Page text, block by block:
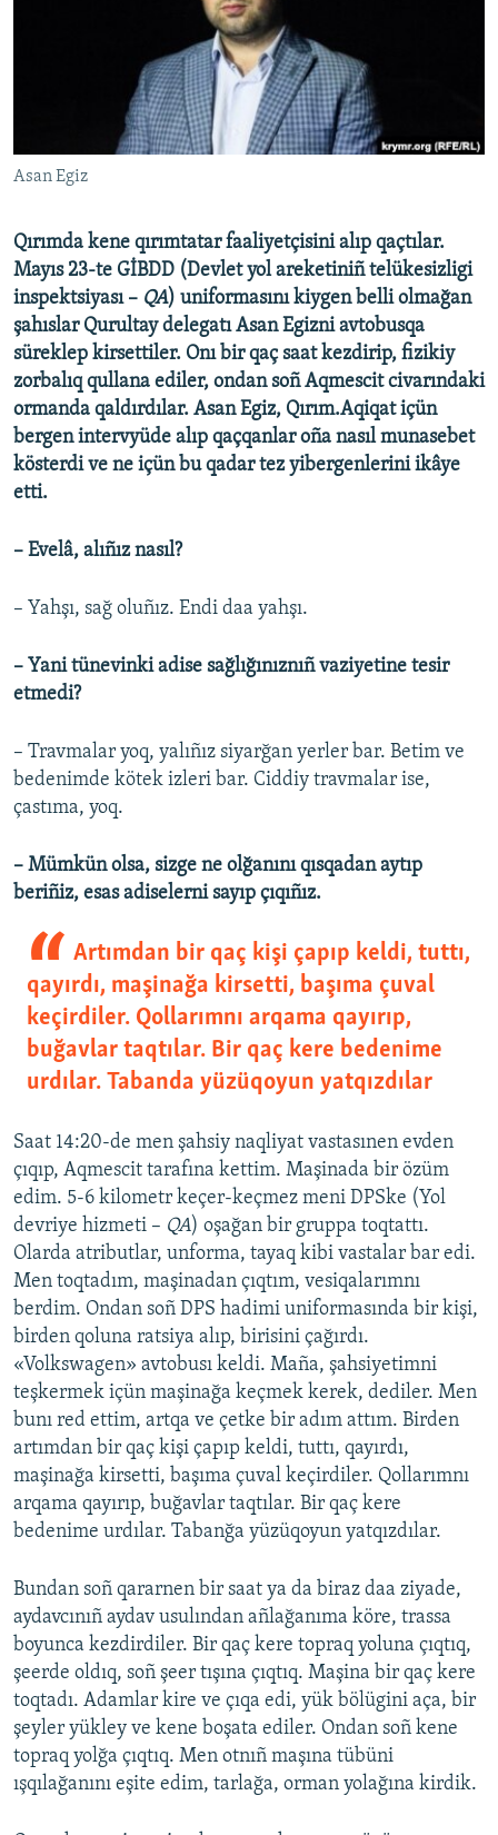
RFE/RS bütün saytları
Asan Egiz
Qırımda kene qırımtatar faaliyetçisini alıp qaçtılar.
Mayıs 23-te GİBDD (Devlet yol areketiniñ telükesizligi
inspektsiyası – QA) uniformasını kiygen belli olmağan
şahıslar Qurultay delegatı Asan Egizni avtobusqa
süreklep kirsettiler. Onı bir qaç saat kezdirip, fizikiy
zorbalıq qullana ediler, ondan soñ Aqmescit civarındaki
ormanda qaldırdılar. Asan Egiz, Qırım.Aqiqat içün
bergen intervyüde alıp qaçqanlar oña nasıl munasebet
kösterdi ve ne içün bu qadar tez yibergenlerini ikâye
etti.
– Evelâ, alıñız nasıl?
– Yahşı, sağ oluñız. Endi daa yahşı.
– Yani tünevinki adise sağlığınıznıñ vaziyetine tesir
etmedi?
– Travmalar yoq, yalıñız siyarğan yerler bar. Betim ve
bedenimde kötek izleri bar. Ciddiy travmalar ise,
çastıma, yoq.
– Mümkün olsa, sizge ne olğanını qısqadan aytıp
beriñiz, esas adiselerni sayıp çıqıñız.
Artımdan bir qaç kişi çapıp keldi, tuttı,
qayırdı, maşinağa kirsetti, başıma çuval
keçirdiler. Qollarımnı arqama qayırıp,
buğavlar taqtılar. Bir qaç kere bedenime
urdılar. Tabanda yüzüqoyun yatqızdılar
Saat 14:20-de men şahsiy naqliyat vastasınen evden
çıqıp, Aqmescit tarafına kettim. Maşinada bir özüm
edim. 5-6 kilometr keçer-keçmez meni DPSke (Yol
devriye hizmeti – QA) oşağan bir gruppa toqtattı.
Olarda atributlar, unforma, tayaq kibi vastalar bar edi.
Men toqtadım, maşinadan çıqtım, vesiqalarımnı
berdim. Ondan soñ DPS hadimi uniformasında bir kişi,
birden qoluna ratsiya alıp, birisini çağırdı.
«Volkswagen» avtobusı keldi. Maña, şahsiyetimni
teşkermek içün maşinağa keçmek kerek, dediler. Men
bunı red ettim, artqa ve çetke bir adım attım. Birden
artımdan bir qaç kişi çapıp keldi, tuttı, qayırdı,
maşinağa kirsetti, başıma çuval keçirdiler. Qollarımnı
arqama qayırıp, buğavlar taqtılar. Bir qaç kere
bedenime urdılar. Tabanğa yüzüqoyun yatqızdılar.
Bundan soñ qararnen bir saat ya da biraz daa ziyade,
aydavcınıñ aydav usulından añlağanıma köre, trassa
boyunca kezdirdiler. Bir qaç kere topraq yoluna çıqtıq,
şeerde oldıq, soñ şeer tışına çıqtıq. Maşina bir qaç kere
toqtadı. Adamlar kire ve çıqa edi, yük bölügini aça, bir
şeyler yükley ve kene boşata ediler. Ondan soñ kene
topraq yolğa çıqtıq. Men otnıñ maşına tübüni
ışqılağanını eşite edim, tarlağa, orman yolağına kirdik.